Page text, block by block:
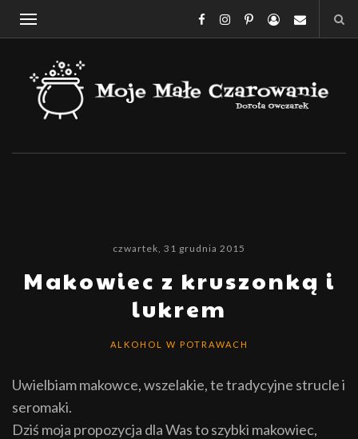
czwartek, 31 grudnia 2015
Makowiec z kruszonką i
lukrem
ALKOHOL W POTRAWACH
Uwielbiam makowce, wszelakie, te tradycyjne strucle i
seromaki.
Dziś moja propozycja dla Was to szybki makowiec,